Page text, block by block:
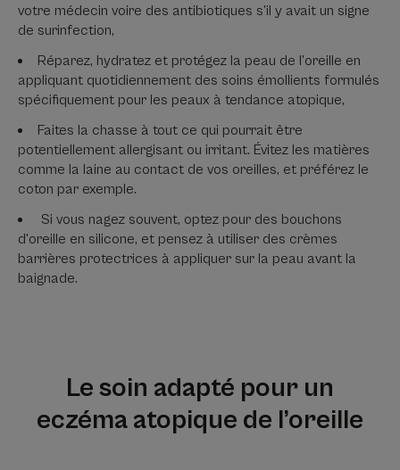
votre médecin voire des antibiotiques s’il y avait un signe
de surinfection,
Réparez, hydratez et protégez la peau de l’oreille en
appliquant quotidiennement des soins émollients formulés
spécifiquement pour les peaux à tendance atopique,
Faites la chasse à tout ce qui pourrait être
potentiellement allergisant ou irritant. Évitez les matières
comme la laine au contact de vos oreilles, et préférez le
coton par exemple.
Si vous nagez souvent, optez pour des bouchons
d'oreille en silicone, et pensez à utiliser des crèmes
barrières protectrices à appliquer sur la peau avant la
baignade.
Le soin adapté pour un
eczéma atopique de l’oreille